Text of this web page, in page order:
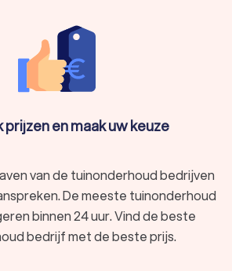
en maak uw keuze
van de tuinonderhoud bedrijven
De meeste tuinonderhoud
binnen 24 uur. Vind de beste
bedrijf met de beste prijs.